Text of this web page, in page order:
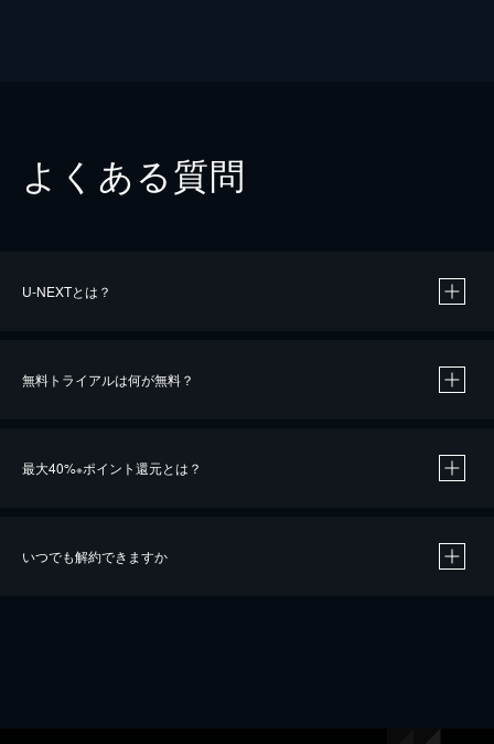
よくある質問
U-NEXTとは？
無料トライアルは何が無料？
最大40%※ポイント還元とは？
いつでも解約できますか